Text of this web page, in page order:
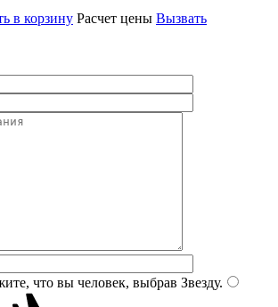
в корзину Расчет цены Вызвать
что вы человек, выбрав Звезду.